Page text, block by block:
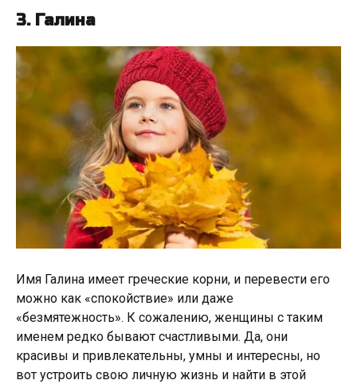
3. Галина
Имя Галина имеет греческие корни, и перевести его
можно как «спокойствие» или даже
«безмятежность». К сожалению, женщины с таким
именем редко бывают счастливыми. Да, они
красивы и привлекательны, умны и интересны, но
вот устроить свою личную жизнь и найти в этой